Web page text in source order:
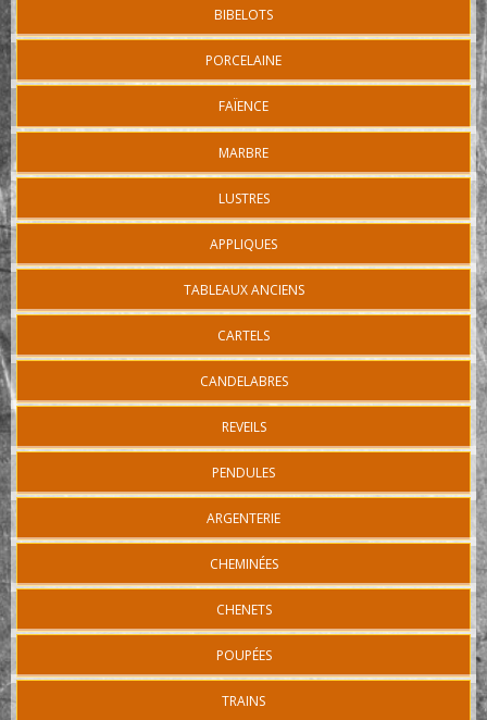
BIBELOTS
PORCELAINE
FAÏENCE
MARBRE
LUSTRES
APPLIQUES
TABLEAUX ANCIENS
CARTELS
CANDELABRES
REVEILS
PENDULES
ARGENTERIE
CHEMINÉES
CHENETS
POUPÉES
TRAINS